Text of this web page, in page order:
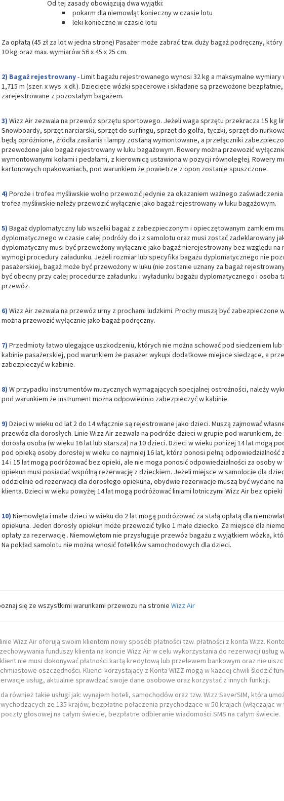
Od tej zasady obowiązują dwa wyjątki:
pokarm dla niemowląt konieczny w czasie lotu
leki konieczne w czasie lotu
Za opłatą (45 zł za lot w jedna stronę) Pasażer może zabrać tzw. duży bagaż podręczny,
10 kg oraz max. wymiarów 56 x 45 x 25 cm.
Bagaż rejestrowany- Limit bagażu rejestrowanego wynosi 32 kg a maksymalne wymiary
1,715 m (szer. x wys. x dł.). Dziecięce wózki spacerowe i składane są przewożone
zarejestrowane z pozostałym bagażem.
Wizz Air zezwala na przewóz sprzętu sportowego. Jeżeli waga sprzętu przekracza 15 kg
Snowboardy, sprzęt narciarski, sprzęt do surfingu, sprzęt do golfa, tyczki, sprzęt do
będą opróżnione, źródła zasilania i lampy zostaną wymontowane, a przełączniki
przewożone jako bagaż rejestrowany w luku bagażowym. Rowery można przewozić
wymontowanymi kołami i pedałami, z kierownicą ustawiona w pozycji równoległej. Rowery
kartonowych opakowaniach, pod warunkiem że powietrze z opon zostanie spuszczone.
Poroże i trofea myśliwskie wolno przewozić jedynie za okazaniem ważnego
trofea myśliwskie należy przewozić wyłącznie jako bagaż rejestrowany w luku bagażowym.
Bagaż dyplomatyczny lub wszelki bagaż z zabezpieczonym i opieczętowanym zamkiem
dyplomatycznego w czasie całej podróży do i z samolotu oraz musi zostać zadeklarowany
dyplomatyczny musi być przewożony wyłącznie jako bagaż nierejestrowany bez względu
wymogi procedury załadunku. Jeżeli rozmiar lub specyfika bagażu dyplomatycznego nie
pasażerskiej, bagaż może być przewożony w luku (nie zostanie uznany za bagaż
być obecny przy całej procedurze załadunku i wyładunku bagażu dyplomatycznego i osoba
przewóz.
Wizz Air zezwala na przewóz urny z prochami ludzkimi. Prochy muszą być zabezpieczone
można przewozić wyłącznie jako bagaż podręczny.
Przedmioty łatwo ulegające uszkodzeniu, których nie można schować pod siedzeniem
kabinie pasażerskiej, pod warunkiem że pasażer wykupi dodatkowe miejsce siedzące, a
zabezpieczyć w kabinie.
W przypadku instrumentów muzycznych wymagających specjalnej ostrożności, należy
pod warunkiem że instrument można odpowiednio zabezpieczyć w kabinie.
Dzieci w wieku od lat 2 do 14 włącznie są rejestrowane jako dzieci. Muszą zajmować
przewóz dla dorosłych. Linie Wizz Air zezwala na podróże dzieci w grupie pod warunkiem,
dorosła osoba (w wieku 16 lat lub starsza) na 10 dzieci. Dzieci w wieku poniżej 14 lat mogą
pod opieką osoby dorosłej w wieku co najmniej 16 lat, która ponosi pełną odpowiedzialność
14 i 15 lat mogą podróżować bez opieki, ale nie moga ponosić odpowiedzialności za osoby w
opiekun musi posiadać wspólną rezerwację z dzieckiem. Jeżeli miejsce w samolocie dla
oddzielnie od rezerwacji dla dorosłego opiekuna, obydwie rezerwacje muszą być wydane
klienta. Dzieci w wieku powyżej 14 lat mogą podróżować liniami lotniczymi Wizz Air bez
Niemowlęta i małe dzieci w wieku do 2 lat mogą podróżować za stałą opłatą dla
opiekuna. Jeden dorosły opiekun może przewozić tylko 1 małe dziecko. Za miejsce dla
opłaty za rezerwację . Niemowlętom nie przysługuje przewóz bagażu z wyjątkiem wózka,
Na pokład samolotu nie można wnosić fotelików samochodowych dla dzieci.
się ze wszystkimi warunkami przewozu na stronie Wizz Air
Wizz Air oferują swoim klientom nowy sposób płatności tzw. płatności z konta Wizz.
funduszy klienta na koncie Wizz Air w celu wykorzystania do rezerwacji usług
nie musi dokonywać płatności kartą kredytową lub przelewem bankowym oraz nie
oszczędności. Klienci korzystający z Konta WIZZ mogą w kazdej chwili śledzić
usług, aktualnie sprawdzać swoje dane osobowe oraz korzystać z innych funkcji.
również takie usługi jak: wynajem hoteli, samochodów oraz tzw. Wizz SaverSIM, która
ze 135 krajów, bezpłatne połączenia przychodzące w 50 krajach (włączając
głosowej na całym świecie, bezpłatne odbieranie wiadomości SMS na całym świecie.